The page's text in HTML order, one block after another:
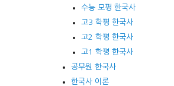
수능 모평 한국사
고3 학평 한국사
고2 학평 한국사
고1 학평 한국사
공무원 한국사
한국사 이론